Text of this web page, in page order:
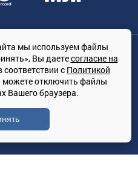
«ТРЕЙДКОН», ОГРН:
Петербург, проспект Медиков, 7
продажа кондиционеров и
на территории РФ
ООО «ТРЕЙДКОН»
мы используем файлы
Вы даетесогласие на
соответствии с Политикой
можете отключить файлы
Вашего браузера.